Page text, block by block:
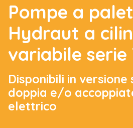
Pompe a
Hydraut a
variabile serie
Disponibili in versione
doppia e/o
elettrico